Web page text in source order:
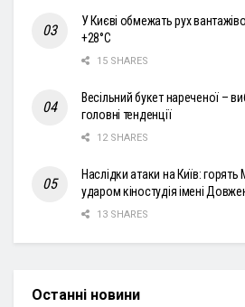
У Києві обмежать рух
+28°С
15 SHARES
Весільний букет нареченої –
головні тенденції
12 SHARES
Наслідки атаки на Київ:
ударом кіностудія імені
13 SHARES
Останні новини